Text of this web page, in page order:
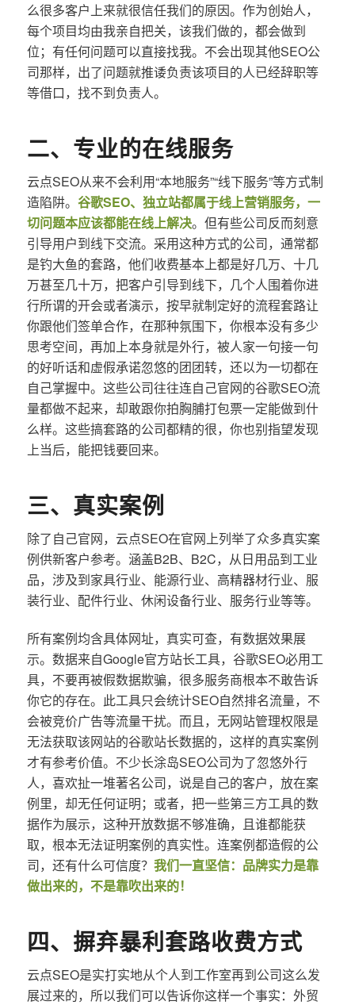
么很多客户上来就很信任我们的原因。作为创始人，
每个项目均由我亲自把关，该我们做的，都会做到
位；有任何问题可以直接找我。不会出现其他SEO公
司那样，出了问题就推诿负责该项目的人已经辞职等
等借口，找不到负责人。
二、专业的在线服务
云点SEO从来不会利用“本地服务”“线下服务”等方式制
造陷阱。 谷歌SEO、独立站都属于线上营销服务，一
切问题本应该都能在线上解决。但有些公司反而刻意
引导用户到线下交流。采用这种方式的公司，通常都
是钓大鱼的套路，他们收费基本上都是好几万、十几
万甚至几十万，把客户引导到线下，几个人围着你进
行所谓的开会或者演示，按早就制定好的流程套路让
你跟他们签单合作，在那种氛围下，你根本没有多少
思考空间，再加上本身就是外行，被人家一句接一句
的好听话和虚假承诺忽悠的团团转，还以为一切都在
自己掌握中。这些公司往往连自己官网的谷歌SEO流
量都做不起来，却敢跟你拍胸脯打包票一定能做到什
么样。这些搞套路的公司都精的很，你也别指望发现
上当后，能把钱要回来。
三、真实案例
除了自己官网，云点SEO在官网上列举了众多真实案
例供新客户参考。涵盖B2B、B2C，从日用品到工业
品，涉及到家具行业、能源行业、高精器材行业、服
装行业、配件行业、休闲设备行业、服务行业等等。
所有案例均含具体网址，真实可查，有数据效果展
示。数据来自Google官方站长工具，谷歌SEO必用工
具，不要再被假数据欺骗，很多服务商根本不敢告诉
你它的存在。此工具只会统计SEO自然排名流量，不
会被竞价广告等流量干扰。而且，无网站管理权限是
无法获取该网站的谷歌站长数据的，这样的真实案例
才有参考价值。不少长涂岛SEO公司为了忽悠外行
人，喜欢扯一堆著名公司，说是自己的客户，放在案
例里，却无任何证明；或者，把一些第三方工具的数
据作为展示，这种开放数据不够准确，且谁都能获
取，根本无法证明案例的真实性。连案例都造假的公
司，还有什么可信度？ 我们一直坚信：品牌实力是靠
做出来的，不是靠吹出来的！
四、摒弃暴利套路收费方式
云点SEO是实打实地从个人到工作室再到公司这么发
展过来的，所以我们可以告诉你这样一个事实：外贸